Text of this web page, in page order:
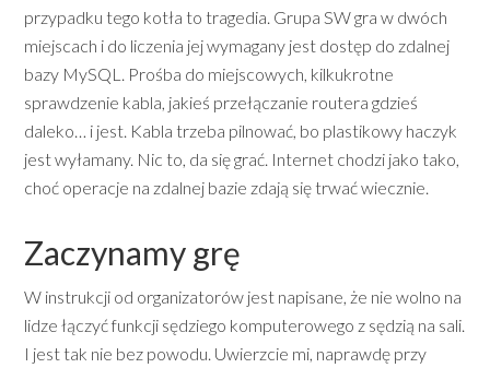
przypadku tego kotła to tragedia. Grupa SW gra w dwóch
miejscach i do liczenia jej wymagany jest dostęp do zdalnej
bazy MySQL. Prośba do miejscowych, kilkukrotne
sprawdzenie kabla, jakieś przełączanie routera gdzieś
daleko… i jest. Kabla trzeba pilnować, bo plastikowy haczyk
jest wyłamany. Nic to, da się grać. Internet chodzi jako tako,
choć operacje na zdalnej bazie zdają się trwać wiecznie.
Zaczynamy grę
W instrukcji od organizatorów jest napisane, że nie wolno na
lidze łączyć funkcji sędziego komputerowego z sędzią na sali.
I jest tak nie bez powodu. Uwierzcie mi, naprawdę przy